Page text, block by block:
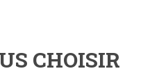
CHOISIR